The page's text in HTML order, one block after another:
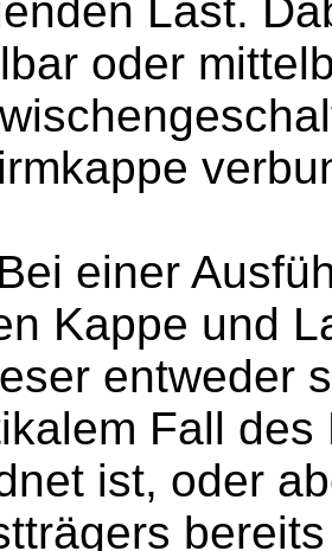
Last.
oder
Bei einer
Kappe und
entweder
Fall
ist, oder